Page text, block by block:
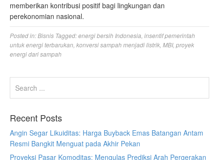
memberikan kontribusi positif bagi lingkungan dan
perekonomian nasional.
Posted in:Bisnis Tagged:energi bersih Indonesia insentif pemerintah
untuk energi terbarukan konversi sampah menjadi listrik MBI, proyek
energi dari sampah
Recent Posts
Angin Segar Likuiditas: Harga Buyback Emas Batangan Antam
Resmi Bangkit Menguat pada Akhir Pekan
Proyeksi Pasar Komoditas: Mengulas Prediksi Arah Pergerakan